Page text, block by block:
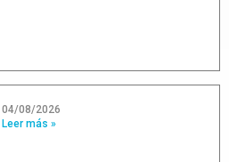
04/08/2026
Leer más »